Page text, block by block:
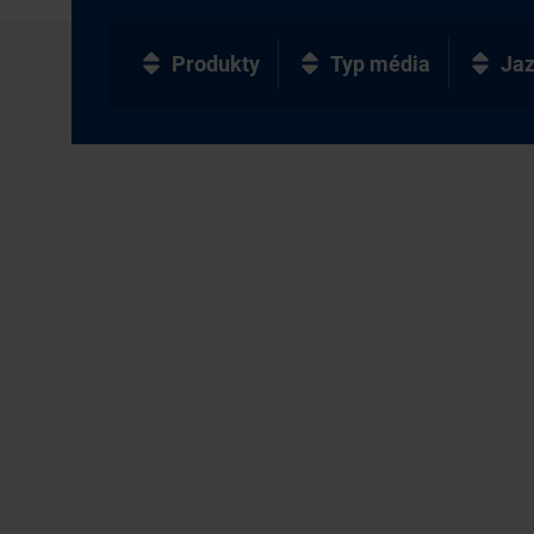
Produkty Typ média